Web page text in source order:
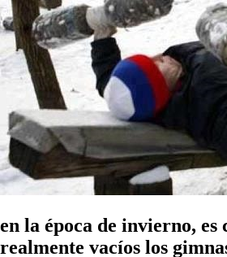
en la época de invierno, es
realmente vacíos los